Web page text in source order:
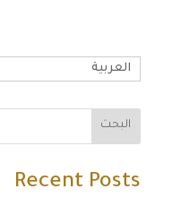
العربية
البحث
Recent Posts